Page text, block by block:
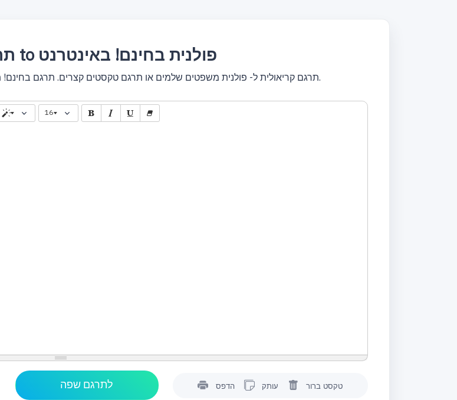
תרגם קריאולית to פולנית בחינם! באינטרנט
תרגם קריאולית ל- פולנית משפטים שלמים או תרגם טקסטים קצרים. תרגם בחינם! מתרגם עם כלי עיצוב, ערוך טקסט, תרגם באופן מיידי.
16
הדפס עותק טקסט ברור